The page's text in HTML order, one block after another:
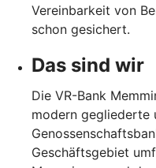
Vereinbarkeit von
schon gesichert.
Das sind wir
Die VR-Bank
modern gegliederte
Geschäftsgebiet